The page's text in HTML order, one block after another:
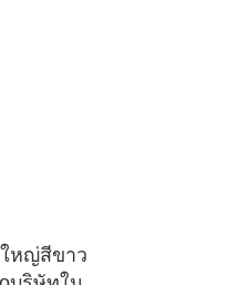
หญ่สีขาว